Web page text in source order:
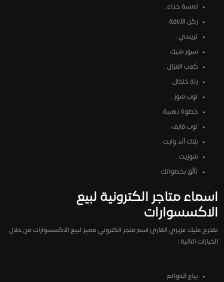
لمسة حذاء .
ركن الأناقة .
تريندي .
سبور شيك .
كعب الغزال .
رنة خلخال .
توب شوز .
خطوة ذهبية.
توب فايف .
بلاك أند وايت .
شوزيت .
تألّق بخطواتك
اسماء متاجر الكترونية لبيع
الاكسسوارات
نقترح عليك عزيزي القارئ اسم متجر الكتروني مميز لبيع الاكسسوارات من خلال
الخيارات التالية :
بياع الخواتم